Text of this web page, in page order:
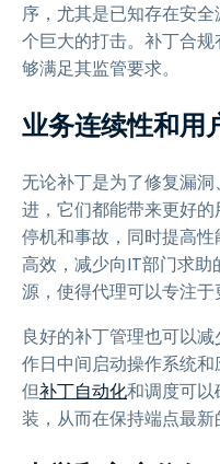
序，尤其是已知存在安
个巨大的打击。补丁合
够满足其监管要求。
业务连续性和用
无论补丁是为了修复漏
进，它们都能带来更好
停机和事故，同时提高
高效，减少向IT部门求
源，使得代理可以专注于
良好的补丁管理也可以
作日中间启动操作系统和
但补丁自动化和调度可
装，从而在保持端点最新